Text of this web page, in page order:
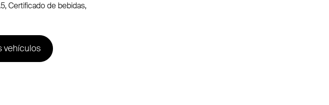
Certificado de bebidas,
vehículos